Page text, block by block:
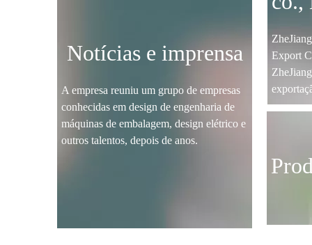
Notícias e imprensa
A empresa reuniu um grupo de empresas
conhecidas em design de engenharia de
máquinas de embalagem, design elétrico e
outros talentos, depois de anos.
Export